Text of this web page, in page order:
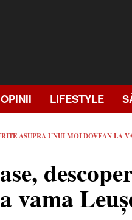
OPINII LIFESTYLE
ASUPRA UNUI MOLDOVEAN LA
vama